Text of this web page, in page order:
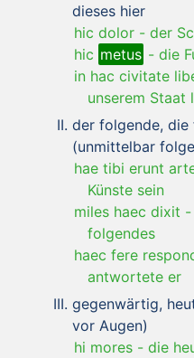
dieses hier
hic dolor - der
hic metus - die
in hac civitate
unserem Staat
der folgende,
(unmittelbar
hae tibi erunt
Künste sein
miles haec dixit -
folgendes
haec fere
antwortete er
gegenwärtig,
vor Augen)
hi mores - die